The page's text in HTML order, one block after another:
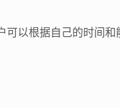
可以根据自己的时间